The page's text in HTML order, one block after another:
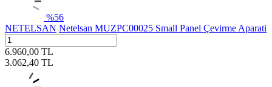
%56
NETELSAN Netelsan MUZPC00025 Small Panel Çevirme Aparati
6.960,00 TL
3.062,40 TL